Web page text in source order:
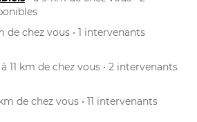
de chez vous • 1 intervenants
11 km de chez vous • 2 intervenants
de chez vous • 11 intervenants